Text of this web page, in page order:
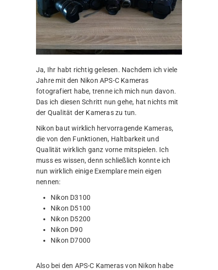
Ja, Ihr habt richtig gelesen. Nachdem ich viele
Jahre mit den Nikon APS-C Kameras
fotografiert habe, trenne ich mich nun davon.
Das ich diesen Schritt nun gehe, hat nichts mit
der Qualität der Kameras zu tun.
Nikon baut wirklich hervorragende Kameras,
die von den Funktionen, Haltbarkeit und
Qualität wirklich ganz vorne mitspielen. Ich
muss es wissen, denn schließlich konnte ich
nun wirklich einige Exemplare mein eigen
nennen:
Nikon D3100
Nikon D5100
Nikon D5200
Nikon D90
Nikon D7000
Also bei den APS-C Kameras von Nikon habe